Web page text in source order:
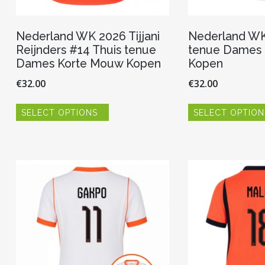
Nederland WK 2026 Tijjani
Reijnders #14 Thuis tenue
Dames Korte Mouw Kopen
€32.00
SELECT OPTIONS
optie
gekozen
worden
productpagina
Nederland
tenue
Kopen
€32.00
SELECT